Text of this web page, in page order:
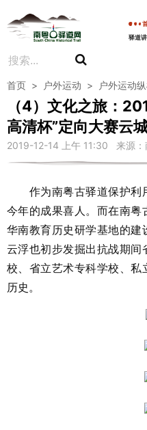
驿道
首页 > 户外运动 > 户外运动
（4）文化之旅：
高清杯”定向大赛云
2019-12-14 上午 11:30 来源
作为南粤古驿道保护利
今年的成果喜人。而在南粤
华南教育历史研学基地的
云浮也初步发掘出抗战期
校、省立艺术专科学校、
历史。